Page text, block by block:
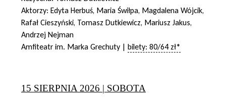
Aktorzy: Edyta Herbuś, Maria Świłpa, Magdalena Wójcik,
Rafał Cieszyński, Tomasz Dutkiewicz, Mariusz Jakus,
Andrzej Nejman
Amfiteatr im. Marka Grechuty | bilety: 80/64 zł*
15 SIERPNIA 2026 | SOBOTA